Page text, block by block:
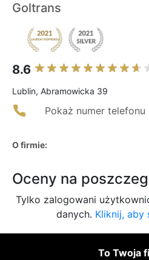
Goltrans
8.6
Lublin, Abramowicka 39
Pokaż numer telefonu
O firmie:
Oceny na
Tylko zalogowani
danych. Kliknij, aby
To Twoja